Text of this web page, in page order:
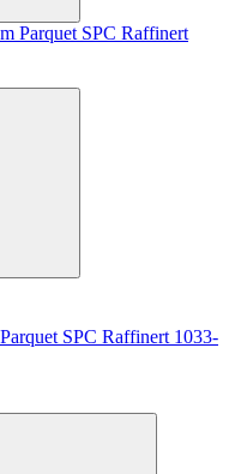
SPC Raffinert 1033-